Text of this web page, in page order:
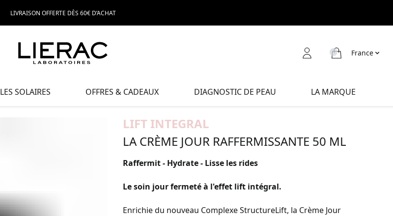
LIVRAISON OFFERTE DÈS 60€ D’ACHAT
France
LES SOLAIRES OFFRES & CADEAUX DIAGNOSTIC DE PEAU LA MARQUE
LIFT INTEGRAL
LA CRÈME JOUR RAFFERMISSANTE 50 ML
Raffermit - Hydrate - Lisse les rides
Le soin jour fermeté à l'effet lift intégral.
Enrichie du nouveau Complexe StructureLift, la Crème Jour